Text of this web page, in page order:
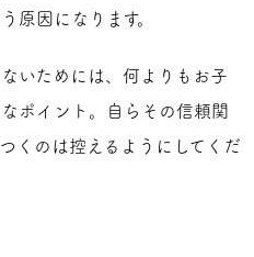
原因になります。
いためには、何よりもお子
ポイント。自らその信頼関
くのは控えるようにしてくだ